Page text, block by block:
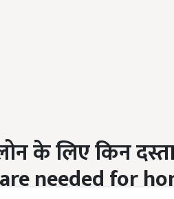
के लिए किन
needed for